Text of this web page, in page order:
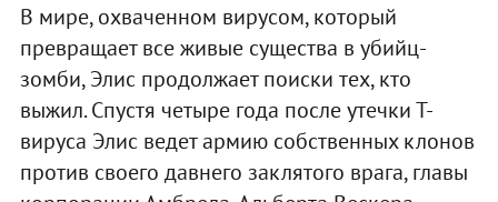
В мире, охваченном вирусом, который
превращает все живые существа в убийц-
зомби, Элис продолжает поиски тех, кто
выжил. Спустя четыре года после утечки Т-
вируса Элис ведет армию собственных клонов
против своего давнего заклятого врага, главы